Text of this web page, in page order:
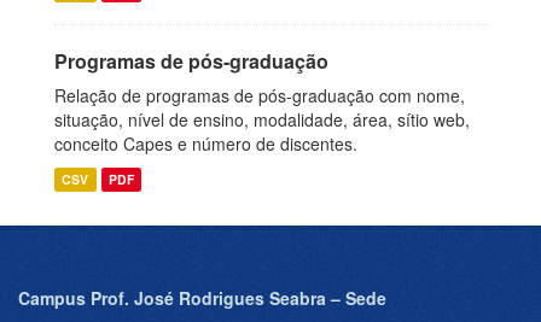
Programas de pós-graduação
Relação de programas de pós-graduação com nome,
situação, nível de ensino, modalidade, área, sítio web,
conceito Capes e número de discentes.
CSV PDF
Campus Prof. José Rodrigues Seabra – Sede